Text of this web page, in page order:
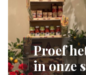
Proef
in onze